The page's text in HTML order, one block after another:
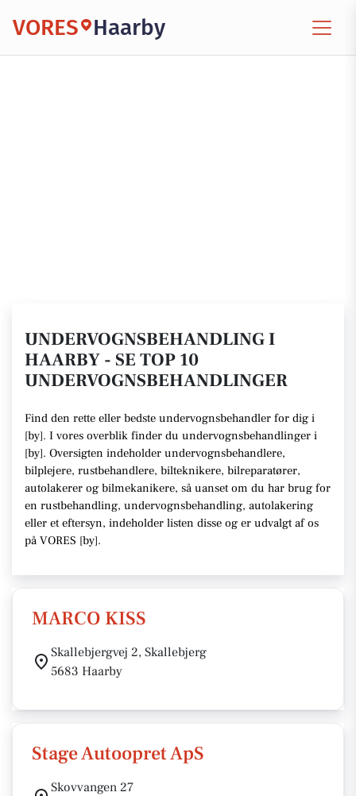
VORES Haarby
UNDERVOGNSBEHANDLING I
HAARBY - SE TOP 10
UNDERVOGNSBEHANDLINGER
Find den rette eller bedste undervognsbehandler for dig i
[by]. I vores overblik finder du undervognsbehandlinger i
[by]. Oversigten indeholder undervognsbehandlere,
bilplejere, rustbehandlere, bilteknikere, bilreparatører,
autolakerer og bilmekanikere, så uanset om du har brug for
en rustbehandling, undervognsbehandling, autolakering
eller et eftersyn, indeholder listen disse og er udvalgt af os
på VORES [by].
MARCO KISS
Skallebjergvej 2, Skallebjerg
5683 Haarby
Stage Autoopret ApS
Skovvangen 27